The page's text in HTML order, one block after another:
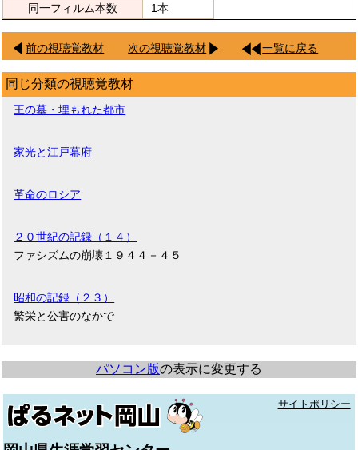
同一フィルム本数
1本
前の視聴覚教材 次の視聴覚教材 一覧に戻る
同じ分類の視聴覚教材
王の墓・埋もれた都市
家光と江戸幕府
革命のロシア
２０世紀の記録（１４）
ファシズムの崩壊１９４４－４５
昭和の記録（２３）
繁栄と公害のなかで
パソコン版の表示に変更する
サイトポリシー